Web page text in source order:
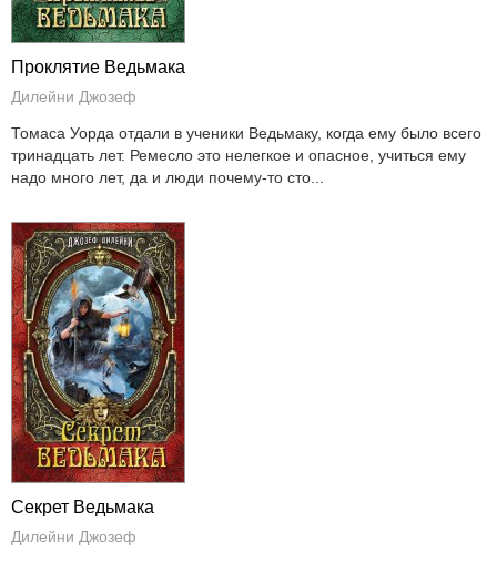
Проклятие Ведьмака
Дилейни Джозеф
Томаса Уорда отдали в ученики Ведьмаку, когда ему было всего
тринадцать лет. Ремесло это нелегкое и опасное, учиться ему
надо много лет, да и люди почему-то сто...
Секрет Ведьмака
Дилейни Джозеф